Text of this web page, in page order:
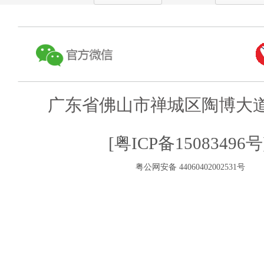
广东省佛山市禅城区陶博大
[粤ICP备15083496
粤公网安备 44060402002531号